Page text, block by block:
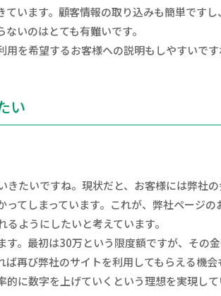
います。顧客情報の取り込みも簡単です
いのはとても有難いです。
を希望するお客様への説明もしやすいです
い
たいですね。現状だと、お客様には弊社
てしまっています。これが、弊社ページ
ようにしたいと考えています。
。最初は30万という限度額ですが、その
再び弊社のサイトを利用してもらえる機
に数字を上げていくという理想を実現して